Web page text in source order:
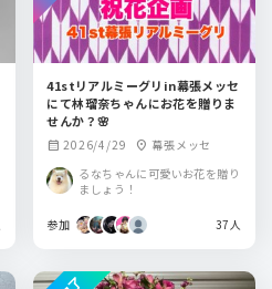
41stリアルミーグリin幕張メッセ
にて林瑠奈ちゃんにお花を贈りま
せんか？🌸
calendar_month 2026/4/29 location_on 幕張メッセ
るなちゃんに可愛いお花を贈り
ましょう！
参加 37人